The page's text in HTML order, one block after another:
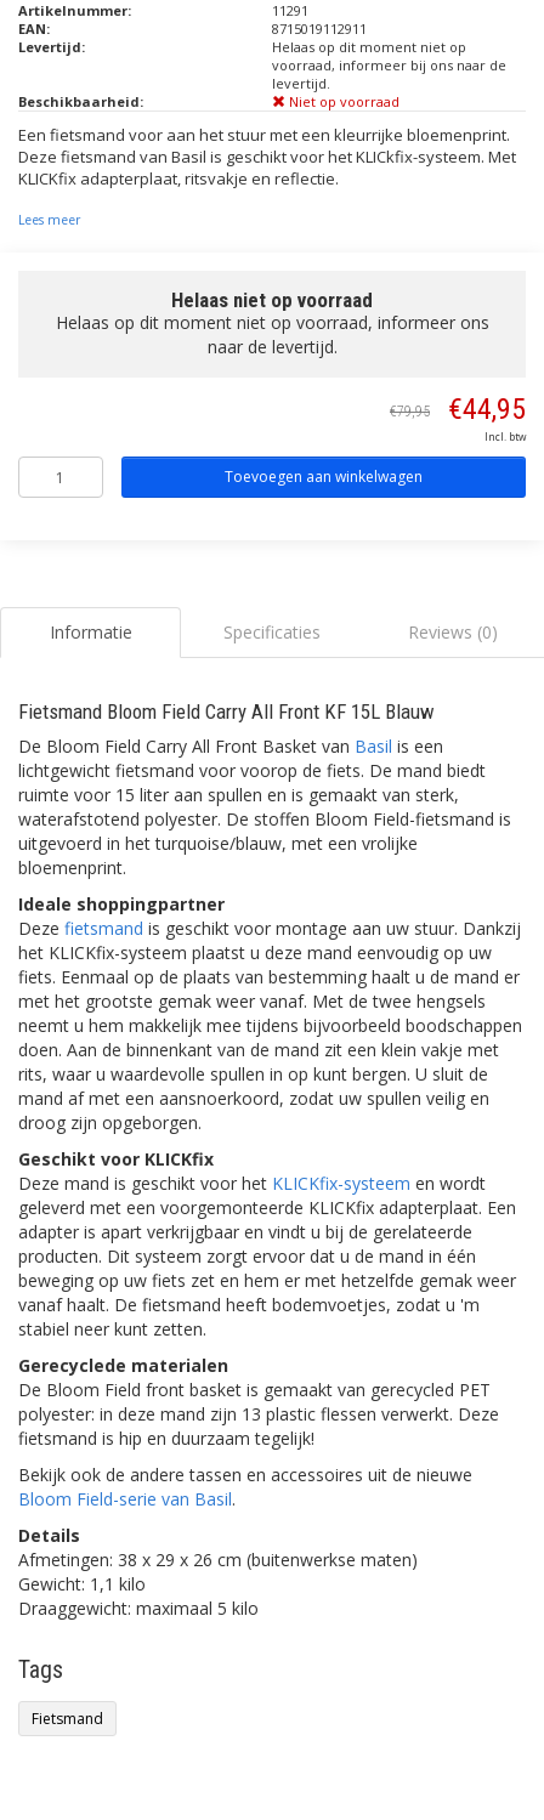
Artikelnummer:
11291
EAN:
8715019112911
Levertijd:
Helaas op dit moment niet op
voorraad, informeer bij ons naar de
levertijd.
Beschikbaarheid:
Niet op voorraad
Een fietsmand voor aan het stuur met een kleurrijke bloemenprint.
Deze fietsmand van Basil is geschikt voor het KLICkfix-systeem. Met
KLICKfix adapterplaat, ritsvakje en reflectie.
Lees meer
Helaas niet op voorraad
Helaas op dit moment niet op voorraad, informeer ons
naar de levertijd.
€79,95 €44,95
Incl. btw
Toevoegen aan winkelwagen
Informatie Specificaties Reviews (0)
Fietsmand Bloom Field Carry All Front KF 15L Blauw
De Bloom Field Carry All Front Basket van Basil is een
lichtgewicht fietsmand voor voorop de fiets. De mand biedt
ruimte voor 15 liter aan spullen en is gemaakt van sterk,
waterafstotend polyester. De stoffen Bloom Field-fietsmand is
uitgevoerd in het turquoise/blauw, met een vrolijke
bloemenprint.
Ideale shoppingpartner
Deze fietsmand is geschikt voor montage aan uw stuur. Dankzij
het KLICKfix-systeem plaatst u deze mand eenvoudig op uw
fiets. Eenmaal op de plaats van bestemming haalt u de mand er
met het grootste gemak weer vanaf. Met de twee hengsels
neemt u hem makkelijk mee tijdens bijvoorbeeld boodschappen
doen. Aan de binnenkant van de mand zit een klein vakje met
rits, waar u waardevolle spullen in op kunt bergen. U sluit de
mand af met een aansnoerkoord, zodat uw spullen veilig en
droog zijn opgeborgen.
Geschikt voor KLICKfix
Deze mand is geschikt voor het KLICKfix-systeem en wordt
geleverd met een voorgemonteerde KLICKfix adapterplaat. Een
adapter is apart verkrijgbaar en vindt u bij de gerelateerde
producten. Dit systeem zorgt ervoor dat u de mand in één
beweging op uw fiets zet en hem er met hetzelfde gemak weer
vanaf haalt. De fietsmand heeft bodemvoetjes, zodat u 'm
stabiel neer kunt zetten.
Gerecyclede materialen
De Bloom Field front basket is gemaakt van gerecycled PET
polyester: in deze mand zijn 13 plastic flessen verwerkt. Deze
fietsmand is hip en duurzaam tegelijk!
Bekijk ook de andere tassen en accessoires uit de nieuwe
Bloom Field-serie van Basil.
Details
Afmetingen: 38 x 29 x 26 cm (buitenwerkse maten)
Gewicht: 1,1 kilo
Draaggewicht: maximaal 5 kilo
Tags
Fietsmand